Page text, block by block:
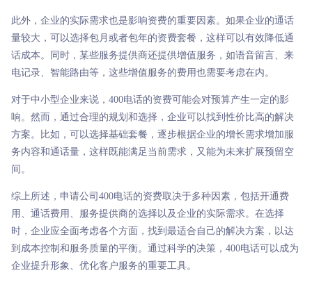
此外，企业的实际需求也是影响资费的重要因素。如果企业的通话
量较大，可以选择包月或者包年的资费套餐，这样可以有效降低通
话成本。同时，某些服务提供商还提供增值服务，如语音留言、来
电记录、智能路由等，这些增值服务的费用也需要考虑在内。
对于中小型企业来说，400电话的资费可能会对预算产生一定的影
响。然而，通过合理的规划和选择，企业可以找到性价比高的解决
方案。比如，可以选择基础套餐，逐步根据企业的增长需求增加服
务内容和通话量，这样既能满足当前需求，又能为未来扩展预留空
间。
综上所述，申请公司400电话的资费取决于多种因素，包括开通费
用、通话费用、服务提供商的选择以及企业的实际需求。在选择
时，企业应全面考虑各个方面，找到最适合自己的解决方案，以达
到成本控制和服务质量的平衡。通过科学的决策，400电话可以成为
企业提升形象、优化客户服务的重要工具。